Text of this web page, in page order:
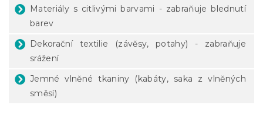
Materiály s citlivými barvami - zabraňuje blednutí
barev
Dekorační textilie (závěsy, potahy) - zabraňuje
srážení
Jemné vlněné tkaniny (kabáty, saka z vlněných
směsí)